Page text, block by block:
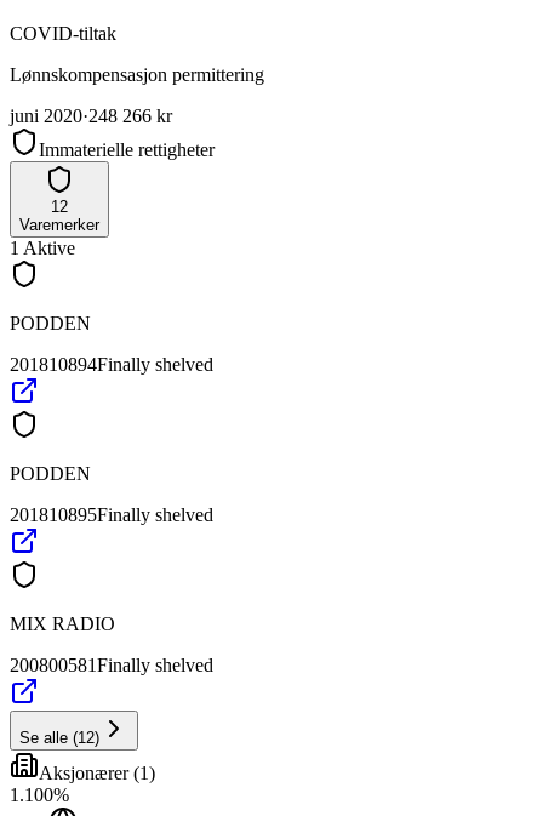
COVID-tiltak
Lønnskompensasjon permittering
juni 2020·248 266 kr
Immaterielle rettigheter
12
Varemerker
1 Aktive
PODDEN
201810894Finally shelved
PODDEN
201810895Finally shelved
MIX RADIO
200800581Finally shelved
Se alle (12)
Aksjonærer(1)
1 .100%